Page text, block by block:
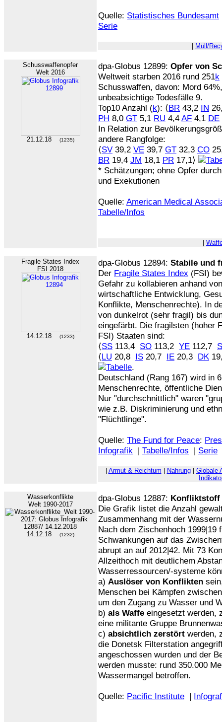
Quelle: Statistisches Bundesamt
Serie
Müll/
Schusswaffenopfer
Welt 2016
21.12.18 (1235)
dpa-Globus 12899: Opfer von
Weltweit starben 2016 rund 251k
Schusswaffen, davon: Mord
unbeabsichtige Todesfälle 9.
Top10 Anzahl (k): ⟨BR 43,2 IN
PH 8,0 GT 5,1 RU 4,4 AF 4,1 DE
In Relation zur
andere Rangfolge:
⟨SV 39,2 VE 39,7 GT 32,3 CO
BR 19,4 JM 18,1 PR 17,1⟩
* Schätzungen; ohne Opfer
und Exekutionen
Quelle: American Medical
Tabelle/Infos
Fragile States Index
FSI 2018
14.12.18 (1233)
dpa-Globus 12894: Stabile und
Der Fragile States Index (FSI)
Gefahr zu kollabieren anhand
wirtschaftliche Entwicklung,
Konflikte, Menschenrechte). In
von dunkelrot (sehr fragil) bis
eingefärbt. Die fragilsten (hoher
FSI) Staaten sind:
⟨SS 113,4 SO 113,2 YE 112,7
⟨LU 20,8 IS 20,7 IE 20,3 DK
.
Deutschland (Rang 167) wird in
Menschenrechte, öffentliche
Nur "durchschnittlich" waren
wie z.B. Diskriminierung und
"Flüchtlinge".
Quelle: The Fund for Peace:
Infografik | Tabelle/Infos | Serie
Armut & Reichtum Nahrung| Globale
Wasserkonflikte
Welt 1990-2017
14.12.18 (1232)
dpa-Globus 12887: Konfliktstoff
Die Grafik listet die Anzahl
Zusammenhang mit der
Nach dem Zischenhoch 1999|19
Schwankungen auf das
abrupt an auf 2012|42. Mit 73
Allzeithoch mit deutlichem
Wasserressourcen/-systeme
a) Auslöser von Konflikten
Menschen bei Kämpfen
um den Zugang zu Wasser und
b) als Waffe eingesetzt werden,
eine militante Gruppe
c) absichtlich zerstört werden,
die Donetsk Filterstation
angeschossen wurden und der
werden musste: rund 350.000
Wassermangel betroffen.
Quelle: Pacific Institute |